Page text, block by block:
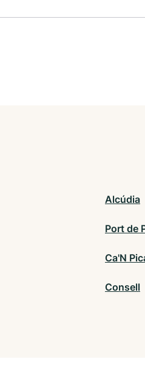
Alcúdia
Port de
Ca'N
Consell